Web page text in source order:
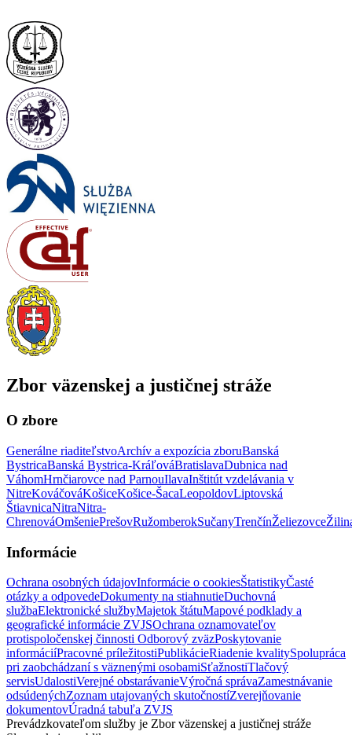
Zbor väzenskej a justičnej stráže
O zbore
Generálne riaditeľstvoArchív a expozícia zboruBanská
BystricaBanská Bystrica-KráľováBratislavaDubnica nad
VáhomHrnčiarovce nad ParnouIlavaInštitút vzdelávania v
NitreKováčováKošiceKošice-ŠacaLeopoldovLiptovská
ŠtiavnicaNitraNitra-
ChrenováOmšeniePrešovRužomberokSučanyTrenčínŽeliezovce
Informácie
Ochrana osobných údajovInformácie o cookiesŠtatistikyČasté
otázky a odpovedeDokumenty na stiahnutieDuchovná
službaElektronické službyMajetok štátuMapové podklady a
geografické informácie ZVJSOchrana oznamovateľov
protispoločenskej činnosti Odborový zväzPoskytovanie
informáciíPracovné príležitostiPublikácieRiadenie kvalitySpolupráca
pri zaobchádzaní s väznenými osobamiSťažnostiTlačový
servisUdalostiVerejné obstarávanieVýročná správaZamestnávanie
odsúdenýchZoznam utajovaných skutočnostíZverejňovanie
dokumentovÚradná tabuľa ZVJS
Prevádzkovateľom služby je Zbor väzenskej a justičnej stráže